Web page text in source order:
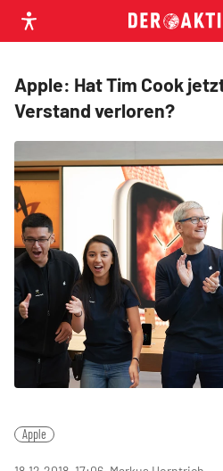
Apple: Hat Tim Cook
Verstand verloren?
Apple